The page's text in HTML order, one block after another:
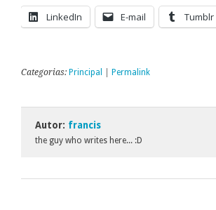
LinkedIn E-mail Tumblr
Categorias: Principal Permalink
Autor: francis
the guy who writes here... :D